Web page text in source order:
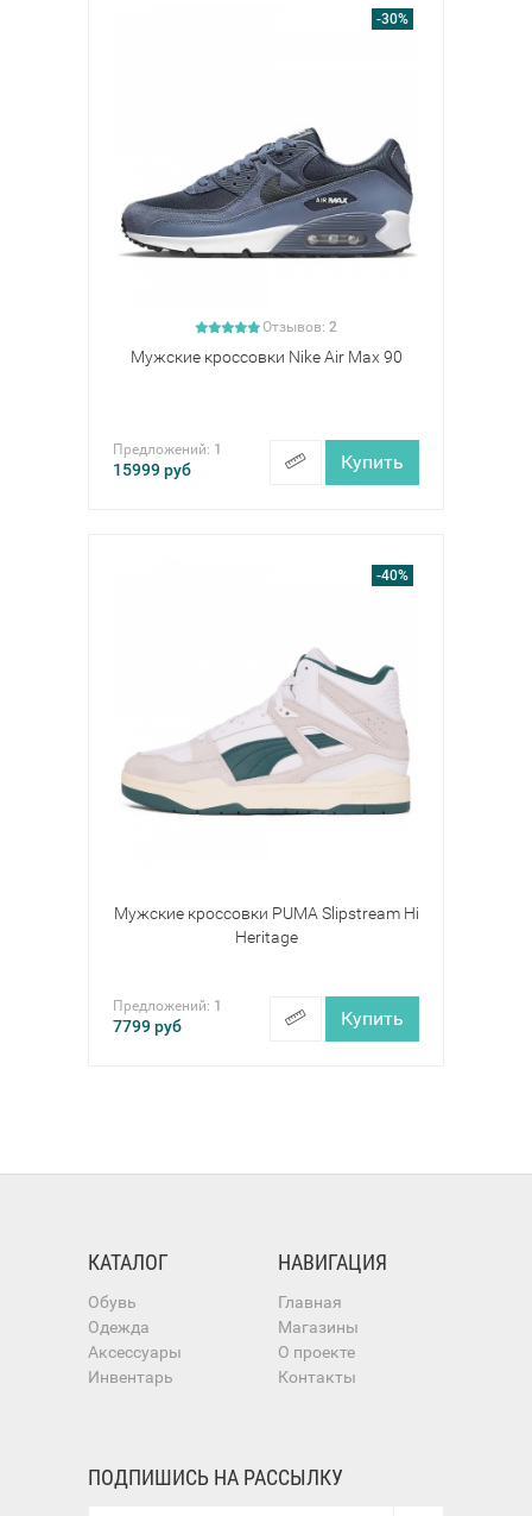
-30%
Отзывов: 2
Мужские кроссовки Nike Air Max 90
Предложений: 1
15999руб Купить
-40%
Мужские кроссовки PUMA Slipstream Hi
Heritage
Предложений: 1
7799руб Купить
КАТАЛОГ
Обувь
Одежда
Аксессуары
Инвентарь
НАВИГАЦИЯ
Главная
Магазины
О проекте
Контакты
ПОДПИШИСЬ НА РАССЫЛКУ